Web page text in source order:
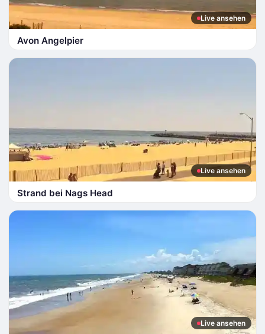
Live ansehen
Avon Angelpier
Live ansehen
Strand bei Nags Head
Live ansehen